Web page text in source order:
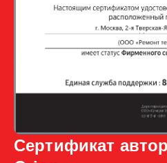
Сертификат